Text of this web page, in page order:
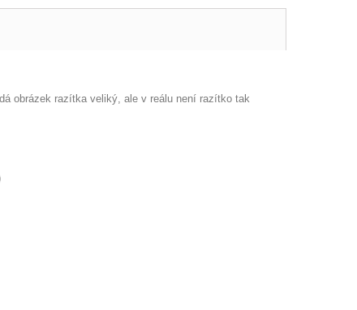
obrázek razítka veliký, ale v reálu není razítko tak